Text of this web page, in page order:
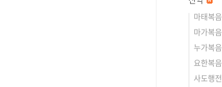
마태복음
마가복음
누가복음
요한복음
사도행전